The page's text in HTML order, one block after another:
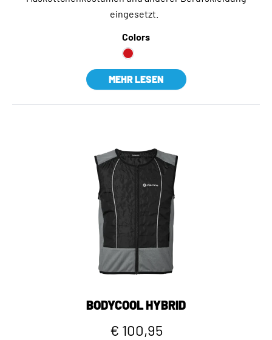
eingesetzt.
Colors
MEHR LESEN
BODYCOOL HYBRID
€ 100,95